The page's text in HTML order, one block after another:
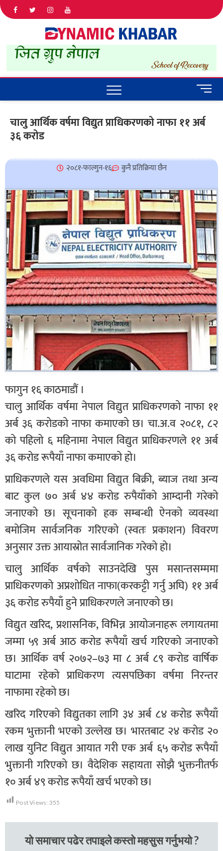
IN NEPAL
M
e
u
n
चालु आर्थिक वर्षमा विद्युत प्राधिकरणको नाफा ११ अर्ब
३६ करोड
२०८१-फाल्गुन-१६ कुनै प्रतिक्रिया छैन
फागुन १६ काठमाडौं ।
चालु आर्थिक वर्षमा नेपाल विद्युत प्राधिकरणको नाफा ११
अर्ब ३६ करोडको नाफा कमाएको छ। चा.अ.व २०८१, ८२
को पहिलो ६ महिनामा नेपाल विद्युत प्राधिकरणले ११ अर्ब
३६ करोड रूपैयाँ नाफा कमाएको हो।
प्राधिकरणले यस अवधिमा विद्युत बिक्री, ब्याज तथा अन्य
बाट कुल ७० अर्ब ४४ करोड रुपैयाँको आम्दानी गरेको
जनाएको छ। सूचनाको हक सम्बन्धी ऐनको व्यवस्था
बमोजिम सार्वजनिक गरिएको (स्वतः प्रकाशन) विवरण
अनुसार उक्त आयास्रोत सार्वजानिक गरेको हो।
चालु आर्थिक वर्षको साउनदेखि पुस मसान्तसम्ममा
प्राधिकरणको अप्रशोधित नाफा(करकट्टी गर्नु अघि) ११ अर्ब
३६ करोड रुपैयाँ हुने प्राधिकरणले जनाएको छ।
विद्युत खरिद, प्रशासनिक, विभिन्न आयोजनाहरू लगायतमा
जम्मा ५९ अर्ब आठ करोड रूपैयाँ खर्च गरिएको जनाएको
छ। आर्थिक वर्ष २०७२–७३ मा ८ अर्ब ८९ करोड वार्षिक
घाटामा रहेको प्राधिकरण त्यसपछिका वर्षमा निरन्तर
नाफामा रहेको छ।
खरिद गरिएको विद्युतका लागि ३४ अर्ब ८४ करोड रूपैयाँ
रकम भुक्तानी भएको उल्लेख छ। भारतबाट २४ करोड २०
लाख युनिट विद्युत आयात गरी एक अर्ब ६५ करोड रूपैयाँ
भुक्तानी गरिएको छ। वैदेशिक सहायता सोझै भुक्तनीतर्फ
१० अर्ब ४९ करोड रूपैयाँ खर्च भएको छ।
Post Views: 355
यो समाचार पढेर तपाइले कस्तो महसुस गर्नुभयो ?